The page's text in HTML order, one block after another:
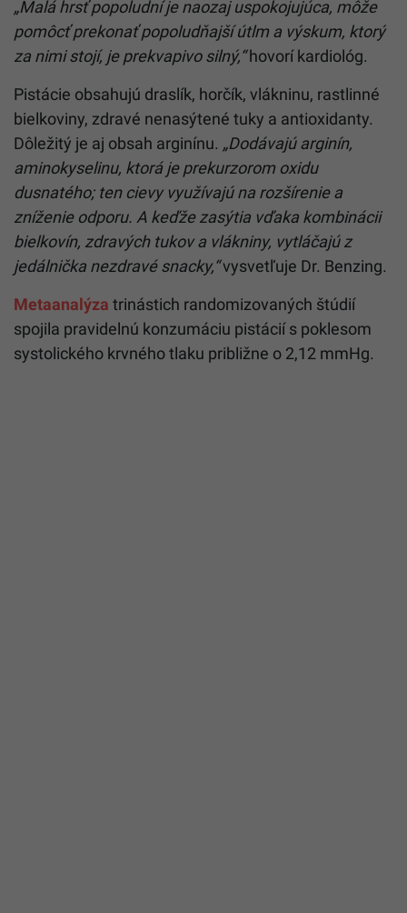
„Malá hrsť popoludní je naozaj uspokojujúca, môže
pomôcť prekonať popoludňajší útlm a výskum, ktorý
za nimi stojí, je prekvapivo silný,“hovorí kardiológ.
Pistácie obsahujú draslík, horčík, vlákninu, rastlinné
bielkoviny, zdravé nenasýtené tuky a antioxidanty.
Dôležitý je aj obsah arginínu. „Dodávajú arginín,
aminokyselinu, ktorá je prekurzorom oxidu
dusnatého; ten cievy využívajú na rozšírenie a
zníženie odporu. A keďže zasýtia vďaka kombinácii
bielkovín, zdravých tukov a vlákniny, vytláčajú z
jedálnička nezdravé snacky,“vysvetľuje Dr. Benzing.
Metaanalýza trinástich randomizovaných štúdií
spojila pravidelnú konzumáciu pistácií s poklesom
systolického krvného tlaku približne o 2,12 mmHg.